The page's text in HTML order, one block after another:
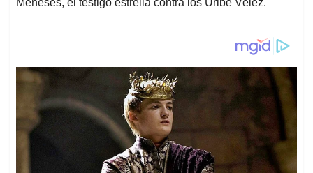
Meneses, el testigo estrella contra los Uribe Vélez.